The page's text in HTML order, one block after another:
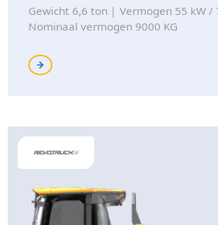
Gewicht 6,6 ton
Vermogen 55 kW /
Nominaal vermogen 9000 KG